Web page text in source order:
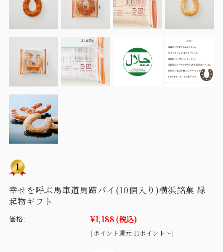
幸せを呼ぶ馬車道馬蹄パイ(10個入り)横浜銘菓 縁
起物ギフト
価格: ¥1,188 (税込)
[ポイント還元 11ポイント～]